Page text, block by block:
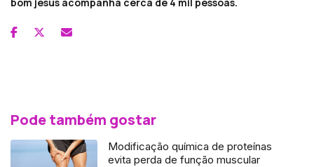
Pode também gostar
Modificação química de proteínas
evita perda de função muscular